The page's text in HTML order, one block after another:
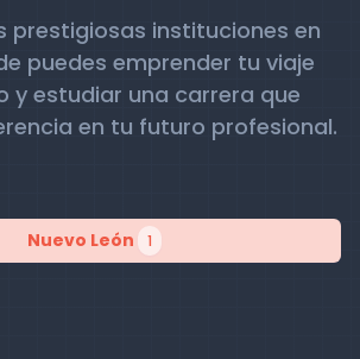
prestigiosas instituciones en
puedes emprender tu viaje
y estudiar una carrera que
en tu futuro profesional.
Nuevo León 1